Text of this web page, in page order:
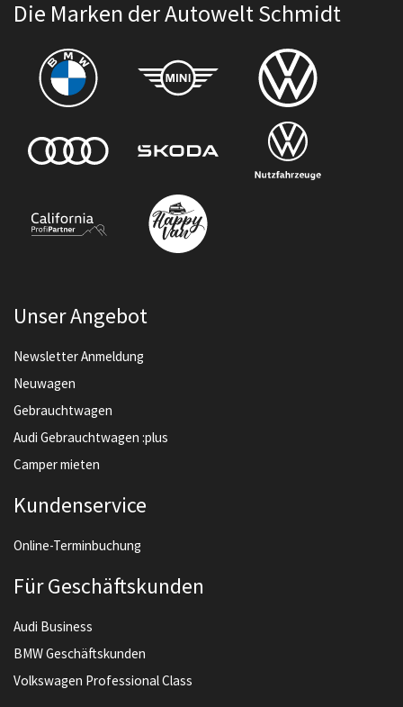
Die Marken der Autowelt Schmidt
Unser Angebot
Newsletter Anmeldung
Neuwagen
Gebrauchtwagen
Audi Gebrauchtwagen :plus
Camper mieten
Kundenservice
Online-Terminbuchung
Für Geschäftskunden
Audi Business
BMW Geschäftskunden
Volkswagen Professional Class